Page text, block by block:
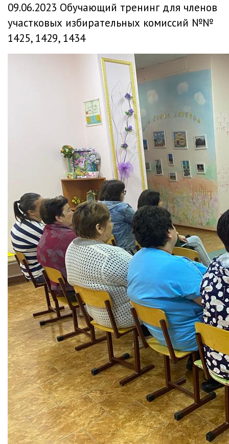
09.06.2023 Обучающий тренинг для членов
участковых избирательных комиссий №№
1425, 1429, 1434